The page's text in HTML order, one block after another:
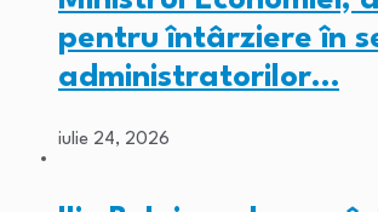
pentru întârziere în
administratorilor…
iulie 24, 2026